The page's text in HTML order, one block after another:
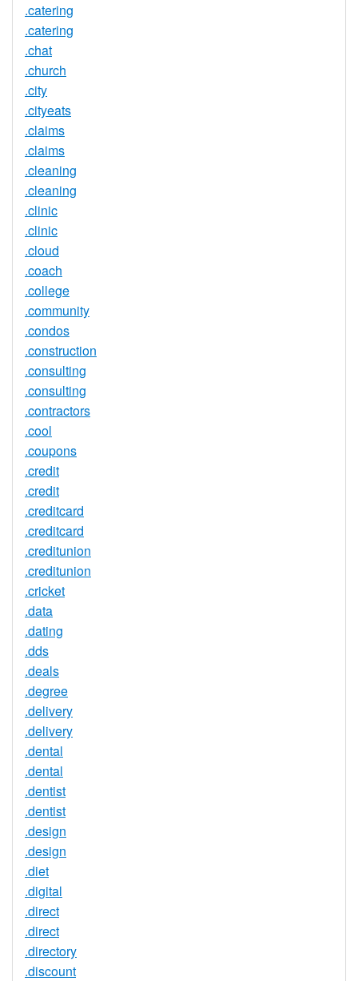
.catering
.catering
.chat
.church
.city
.cityeats
.claims
.claims
.cleaning
.cleaning
.clinic
.clinic
.cloud
.coach
.college
.community
.condos
.construction
.consulting
.consulting
.contractors
.cool
.coupons
.credit
.credit
.creditcard
.creditcard
.creditunion
.creditunion
.cricket
.data
.dating
.dds
.deals
.degree
.delivery
.delivery
.dental
.dental
.dentist
.dentist
.design
.design
.diet
.digital
.direct
.direct
.directory
.discount